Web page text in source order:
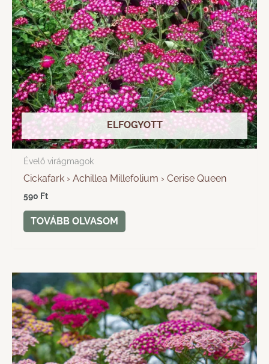
ELFOGYOTT
Évelő virágmagok
Cickafark › Achillea Millefolium › Cerise Queen
590 Ft
TOVÁBB OLVASOM